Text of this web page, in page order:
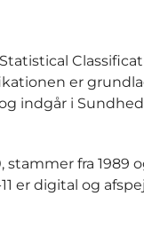
er
indgår i
fra 1989
er digital og